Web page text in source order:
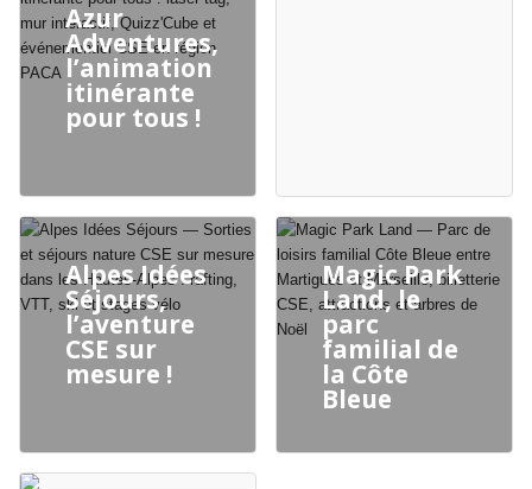
Azur
Adventures,
l’animation
itinérante
pour tous !
Alpes Idées
Séjours,
l’aventure
CSE sur
mesure !
Magic Park
Land, le
parc
familial de
la Côte
Bleue